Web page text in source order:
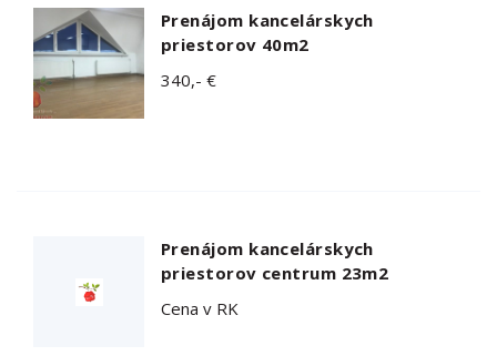
Prenájom kancelárskych
priestorov 40m2
340,- €
Prenájom kancelárskych
priestorov centrum 23m2
Cena v RK